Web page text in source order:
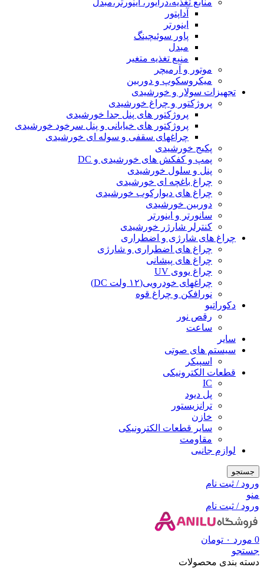
آداپتور
اینورتر
پاور سوئیچینگ
مبدل
منبع تغذیه متغیر
موتور و آرمیچر
میکروسکوپ و دوربین
تجهیزات سولار و خورشیدی
پروژکتور و چراغ خورشیدی
پروژکتور های پنل جدا خورشیدی
پروژکتور های خیابانی و پنل سرخود خورشیدی
چراغهای سقفی و سوله ای خورشیدی
پکیج خورشیدی
پمپ و کفکش های خورشیدی و DC
پنل و سلول خورشیدی
چراغ باغچه ای خورشیدی
چراغ های دیوارکوب خورشیدی
دوربین خورشیدی
سانورتر و اینورتر
کنترلر شارژر خورشیدی
چراغ های شارژی و اضطراری
چراغ های اضطراری و شارژی
چراغ های پیشانی
چراغ یووی UV
چراغهای خودرویی(۱۲ ولت DC)
نورافکن و چراغ قوه
دکوراتیو
رقص نور
ساعت
سایر
سیستم های صوتی
اسپیکر
قطعات الکترونیکی
IC
پل دیود
ترانزیستور
خازن
سایر قطعات الکترونیکی
مقاومت
لوازم جانبی
جستجو
ورود / ثبت نام
منو
ورود / ثبت نام
0 مورد ۰ تومان
جستجو
دسته بندی محصولات